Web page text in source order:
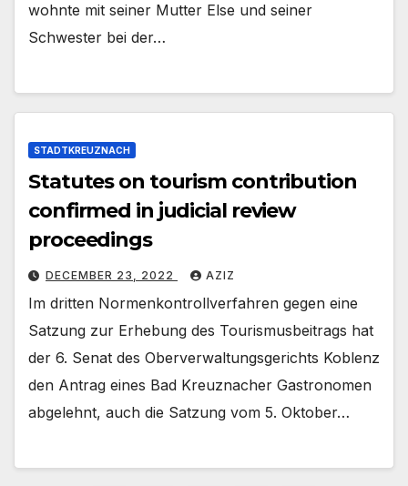
wohnte mit seiner Mutter Else und seiner
Schwester bei der…
STADTKREUZNACH
Statutes on tourism contribution
confirmed in judicial review
proceedings
DECEMBER 23, 2022 AZIZ
Im dritten Normenkontrollverfahren gegen eine
Satzung zur Erhebung des Tourismusbeitrags hat
der 6. Senat des Oberverwaltungsgerichts Koblenz
den Antrag eines Bad Kreuznacher Gastronomen
abgelehnt, auch die Satzung vom 5. Oktober…